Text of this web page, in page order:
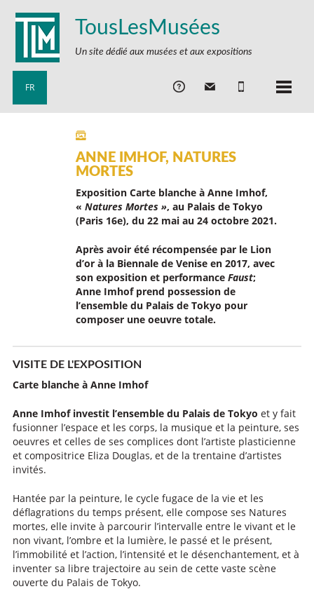
TousLesMusées
Un site dédié aux musées et aux expositions
FR
ANNE IMHOF, NATURES
MORTES
Exposition Carte blanche à Anne Imhof,
« Natures Mortes », au Palais de Tokyo
(Paris 16e), du 22 mai au 24 octobre 2021.
Après avoir été récompensée par le Lion
d’or à la Biennale de Venise en 2017, avec
son exposition et performance Faust;
Anne Imhof prend possession de
l’ensemble du Palais de Tokyo pour
composer une oeuvre totale.
VISITE DE L'EXPOSITION
Carte blanche à Anne Imhof
Anne Imhof investit l’ensemble du Palais de Tokyo et y fait
fusionner l’espace et les corps, la musique et la peinture, ses
oeuvres et celles de ses complices dont l’artiste plasticienne
et compositrice Eliza Douglas, et de la trentaine d’artistes
invités.
Hantée par la peinture, le cycle fugace de la vie et les
déflagrations du temps présent, elle compose ses Natures
mortes, elle invite à parcourir l’intervalle entre le vivant et le
non vivant, l’ombre et la lumière, le passé et le présent,
l’immobilité et l’action, l’intensité et le désenchantement, et à
inventer sa libre trajectoire au sein de cette vaste scène
ouverte du Palais de Tokyo.